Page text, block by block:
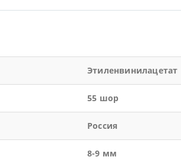
Этиленвинилацетат
55 шор
Россия
8-9 мм